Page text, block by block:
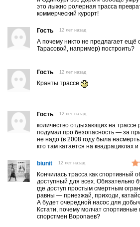
это лыжно ролерная трасса
коммерческий курорт!
Гость 12 лет назад
А почему никто не предлагает ещё
Тарасовой, например) построить?
Гость 12 лет назад
Кранты трассе
Гость 12 лет назад
количество отдыхающих на трассе
подумал про безопасность — за
не надо (в 2008 году была
кто там катается на квадрациклах
biunit 12 лет назад
Кончилась трасса как спортивный
доступный для всех. Обязательно
где доступ простым смертным
равны — приезжай, приходи,
А будет очередной насос для
Кстати, почему молчат спортивные
спорстмен Воропаев?